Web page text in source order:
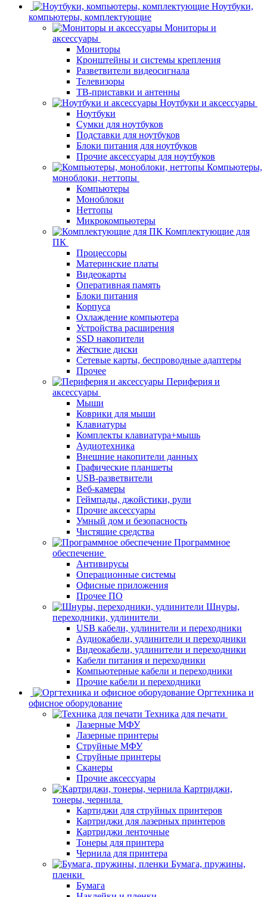
Ноутбуки,
компьютеры, комплектующие
Мониторы и
аксессуары
Мониторы
Кронштейны и системы крепления
Разветвители видеосигнала
Телевизоры
ТВ-приставки и антенны
Ноутбуки и аксессуары
Ноутбуки
Сумки для ноутбуков
Подставки для ноутбуков
Блоки питания для ноутбуков
Прочие аксессуары для ноутбуков
Компьютеры,
моноблоки, неттопы
Компьютеры
Моноблоки
Неттопы
Микрокомпьютеры
Комплектующие для
ПК
Процессоры
Материнские платы
Видеокарты
Оперативная память
Блоки питания
Корпуса
Охлаждение компьютера
Устройства расширения
SSD накопители
Жесткие диски
Сетевые карты, беспроводные адаптеры
Прочее
Периферия и
аксессуары
Мыши
Коврики для мыши
Клавиатуры
Комплекты клавиатура+мышь
Аудиотехника
Внешние накопители данных
Графические планшеты
USB-разветвители
Веб-камеры
Геймпады, джойстики, рули
Прочие аксессуары
Умный дом и безопасность
Чистящие средства
Программное
обеспечение
Антивирусы
Операционные системы
Офисные приложения
Прочее ПО
Шнуры,
переходники, удлинители
USB кабели, удлинители и переходники
Аудиокабели, удлинители и переходники
Видеокабели, удлинители и переходники
Кабели питания и переходники
Компьютерные кабели и переходники
Прочие кабели и переходники
Оргтехника и
офисное оборудование
Техника для печати
Лазерные МФУ
Лазерные принтеры
Струйные МФУ
Струйные принтеры
Сканеры
Прочие аксессуары
Картриджи,
тонеры, чернила
Картиджи для струйных принтеров
Картриджи для лазерных принтеров
Картриджи ленточные
Тонеры для принтера
Чернила для принтера
Бумага, пружины,
пленки
Бумага